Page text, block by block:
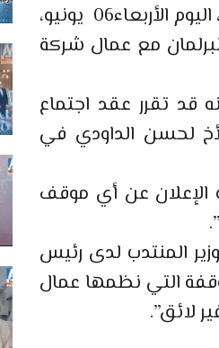
دعا سعد الدين العثماني إلى عقد اجتماع استثنائي للأمانة العامة، اليوم الأربعاء06 يونيو،
مع عمال شركة
قد تقرر عقد اجتماع
لحسن الداودي في
الإعلان عن أي موقف
المنتدب لدى رئيس
التي نظمها عمال